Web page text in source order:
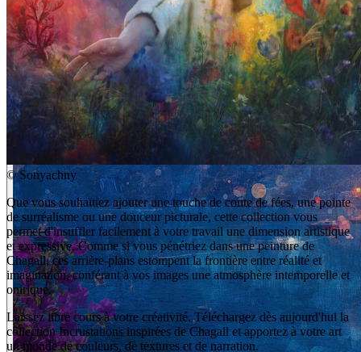
©Sonyachny
Que vous souhaitiez ajouter une touche de conte de fées, une pointe
de surréalisme ou une douceur picturale, cette collection vous
permet d'insuffler facilement à votre travail une dimension artistique
et expressive. Comme si vous pénétriez dans une peinture de
Chagall, ces arrière-plans estompent la frontière entre réalité et
imagination, conférant à vos images une atmosphère intemporelle et
onirique.
Laissez libre cours à votre créativité. Téléchargez dès aujourd'hui la
collection Incrustations inspirées de Chagall et apportez à votre art
un monde de couleurs, de textures et de narration.